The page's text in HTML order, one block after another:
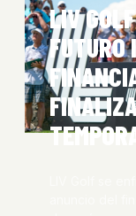
LIV
FUTURO